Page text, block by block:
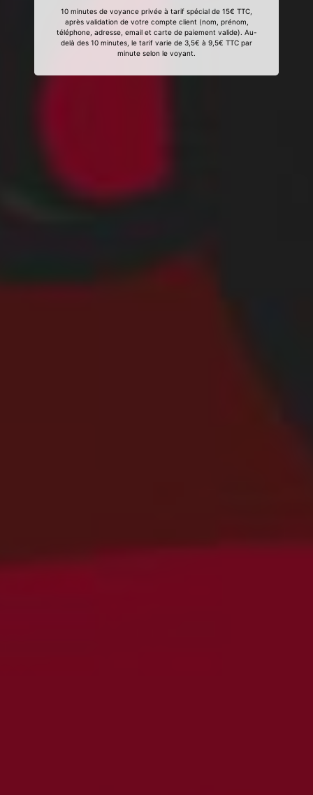
10 minutes de voyance privée à tarif spécial de 15€ TTC,
après validation de votre compte client (nom, prénom,
téléphone, adresse, email et carte de paiement valide). Au-
delà des 10 minutes, le tarif varie de 3,5€ à 9,5€ TTC par
minute selon le voyant.